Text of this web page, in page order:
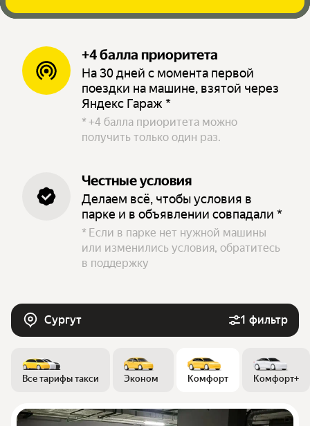
+4 балла приоритета
На 30 дней с момента первой
поездки на машине, взятой через
Яндекс Гараж *
* +4 балла приоритета можно
получить только один раз.
Честные условия
Делаем всё, чтобы условия в
парке и в объявлении совпадали *
* Если в парке нет нужной машины
или изменились условия, обратитесь
в поддержку
Сургут 1 фильтр
Все тарифы такси Эконом Комфорт Комфорт+